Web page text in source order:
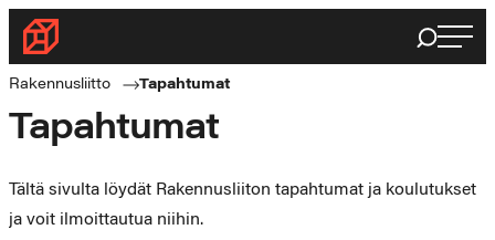
Siirry
suoraan
sisältöön
Rakennusliitto
Rakennusalan
puolella
Haku
Rakennusliitto Tapahtumat
Tapahtumat
Tältä sivulta löydät Rakennusliiton tapahtumat ja koulutukset
ja voit ilmoittautua niihin.